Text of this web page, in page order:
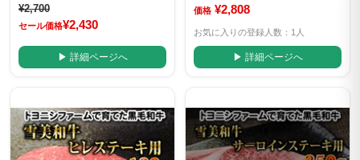
¥2,700
セール価格¥2,430
▶ 詳細ページへ
価格 ¥2,808
お気に入りの登録人数：1人
▶ 詳細ページへ